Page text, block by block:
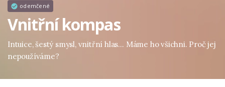
odemčené
Vnitřní kompas
Intuice, šestý smysl, vnitřní hlas… Máme ho všichni. Proč jej
nepoužíváme?